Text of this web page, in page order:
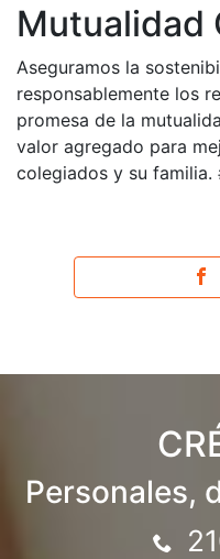
Mutualidad
Aseguramos la
responsablemente los
promesa de la
valor agregado para
colegiados y su familia.
Personales,